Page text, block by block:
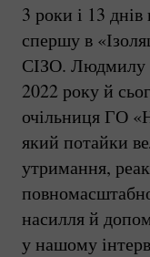
3 роки і 13
спершу в
СІЗО. Людмилу
2022 року й
очільниця ГО
який потайки
утримання,
насилля й
у нашому